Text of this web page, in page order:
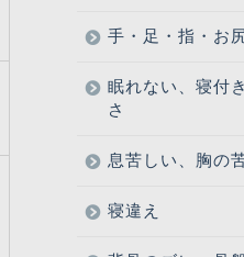
手・足・指・お
眠れない、寝付
さ
息苦しい、胸の
寝違え